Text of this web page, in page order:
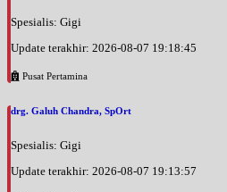
EKSEKUTIF
Selasa, 25/08/2026
BPJS
Rabu, 26/08/2026
BPJS
Spesialis: Gigi
Update terakhir: 2026-08-07 19:18:45
Pusat Pertamina
drg. Galuh Chandra, SpOrt
Spesialis: Gigi
Update terakhir: 2026-08-07 19:13:57